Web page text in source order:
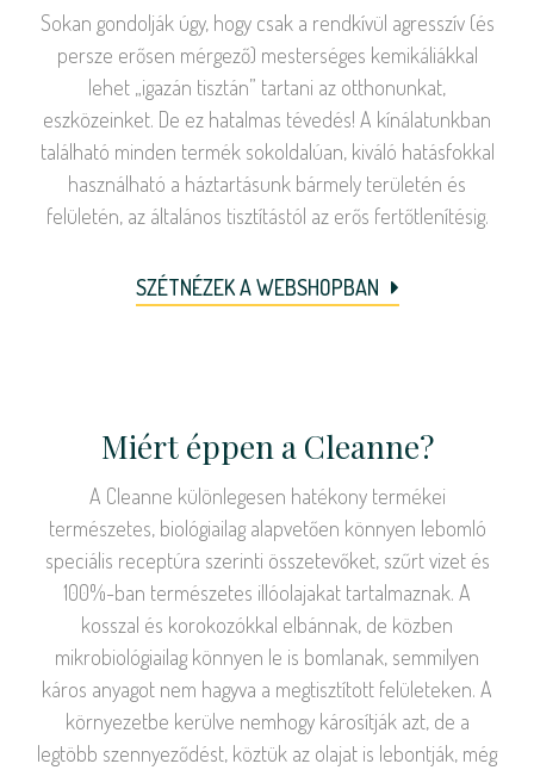
Sokan gondolják úgy, hogy csak a rendkívül agresszív (és
persze erősen mérgező) mesterséges kemikáliákkal
lehet „igazán tisztán” tartani az otthonunkat,
eszközeinket. De ez hatalmas tévedés! A kínálatunkban
található minden termék sokoldalúan, kiváló hatásfokkal
használható a háztartásunk bármely területén és
felületén, az általános tisztítástól az erős fertőtlenítésig.
SZÉTNÉZEK A WEBSHOPBAN
Miért éppen a Cleanne?
A Cleanne különlegesen hatékony termékei
természetes, biológiailag alapvetően könnyen lebomló
speciális receptúra szerinti összetevőket, szűrt vizet és
100%-ban természetes illóolajakat tartalmaznak. A
kosszal és korokozókkal elbánnak, de közben
mikrobiológiailag könnyen le is bomlanak, semmilyen
káros anyagot nem hagyva a megtisztított felületeken. A
környezetbe kerülve nemhogy károsítják azt, de a
legtöbb szennyeződést, köztük az olajat is lebontják, még